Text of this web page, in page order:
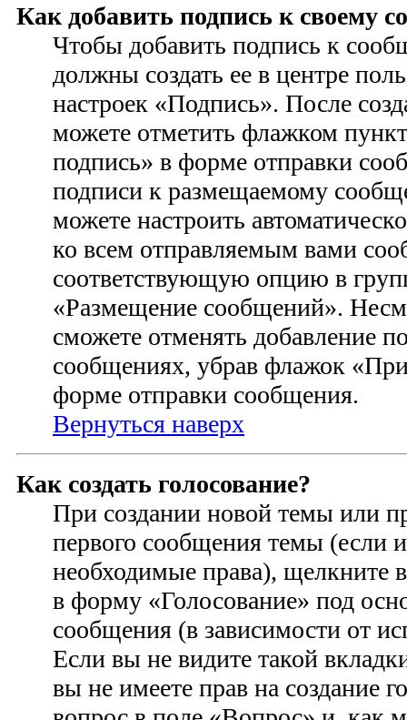
Как добавить подпись к своему
Чтобы добавить подпись к
должны создать ее в центре
настроек «Подпись». После
можете отметить флажком
подпись» в форме отправки
подписи к размещаемому
можете настроить
ко всем отправляемым вами
соответствующую опцию в
«Размещение сообщений».
сможете отменять добавление
сообщениях, убрав флажок
форме отправки сообщения.
Вернуться наверх
Как создать голосование?
При создании новой темы или
первого сообщения темы (если
необходимые права), щелкните
в форму «Голосование» под
сообщения (в зависимости от
Если вы не видите такой
вы не имеете прав на создание